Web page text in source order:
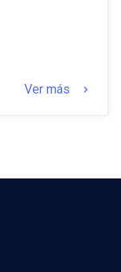
Ver más keyboard_arrow_right